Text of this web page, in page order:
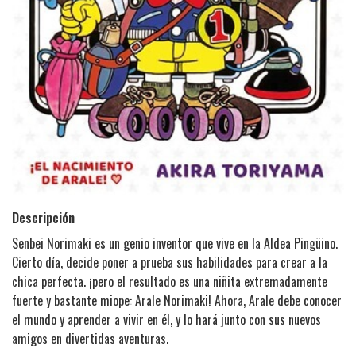
Descripción
Senbei Norimaki es un genio inventor que vive en la Aldea Pingüino.
Cierto día, decide poner a prueba sus habilidades para crear a la
chica perfecta. ¡pero el resultado es una niñita extremadamente
fuerte y bastante miope: Arale Norimaki! Ahora, Arale debe conocer
el mundo y aprender a vivir en él, y lo hará junto con sus nuevos
amigos en divertidas aventuras.